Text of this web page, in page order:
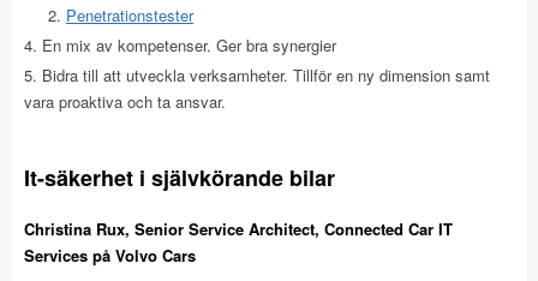
Penetrationstester
En mix av kompetenser. Ger bra synergier
Bidra till att utveckla verksamheter. Tillför en ny dimension samt
vara proaktiva och ta ansvar.
It-säkerhet i självkörande bilar
Christina Rux, Senior Service Architect, Connected Car IT
Services på Volvo Cars